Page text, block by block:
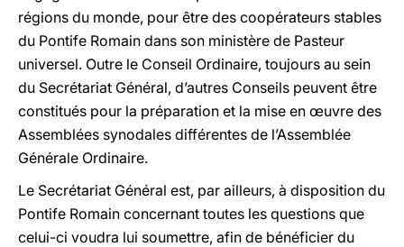
régions du monde, pour être des coopérateurs stables
du Pontife Romain dans son ministère de Pasteur
universel. Outre le Conseil Ordinaire, toujours au sein
du Secrétariat Général, d’autres Conseils peuvent être
constitués pour la préparation et la mise en œuvre des
Assemblées synodales différentes de l’Assemblée
Générale Ordinaire.
Le Secrétariat Général est, par ailleurs, à disposition du
Pontife Romain concernant toutes les questions que
celui-ci voudra lui soumettre, afin de bénéficier du